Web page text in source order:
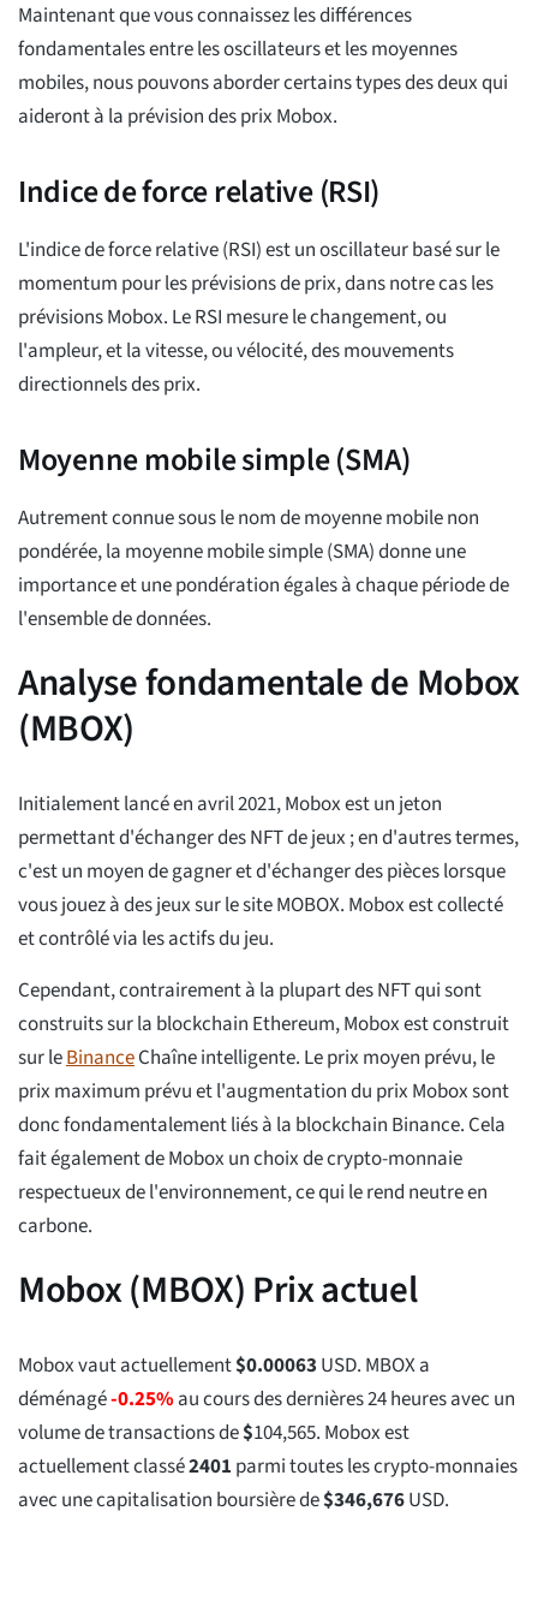
Maintenant que vous connaissez les différences
fondamentales entre les oscillateurs et les moyennes
mobiles, nous pouvons aborder certains types des deux qui
aideront à la prévision des prix Mobox.
Indice de force relative (RSI)
L'indice de force relative (RSI) est un oscillateur basé sur le
momentum pour les prévisions de prix, dans notre cas les
prévisions Mobox. Le RSI mesure le changement, ou
l'ampleur, et la vitesse, ou vélocité, des mouvements
directionnels des prix.
Moyenne mobile simple (SMA)
Autrement connue sous le nom de moyenne mobile non
pondérée, la moyenne mobile simple (SMA) donne une
importance et une pondération égales à chaque période de
l'ensemble de données.
Analyse fondamentale de Mobox
(MBOX)
Initialement lancé en avril 2021, Mobox est un jeton
permettant d'échanger des NFT de jeux ; en d'autres termes,
c'est un moyen de gagner et d'échanger des pièces lorsque
vous jouez à des jeux sur le site MOBOX. Mobox est collecté
et contrôlé via les actifs du jeu.
Cependant, contrairement à la plupart des NFT qui sont
construits sur la blockchain Ethereum, Mobox est construit
sur leBinanceChaîne intelligente. Le prix moyen prévu, le
prix maximum prévu et l'augmentation du prix Mobox sont
donc fondamentalement liés à la blockchain Binance. Cela
fait également de Mobox un choix de crypto-monnaie
respectueux de l'environnement, ce qui le rend neutre en
carbone.
Mobox (MBOX) Prix actuel
Mobox vaut actuellement$0.00063 USD. MBOX a
déménagé-0.25%au cours des dernières 24 heures avec un
volume de transactions de$104,565. Mobox est
actuellement classé2401 parmi toutes les crypto-monnaies
avec une capitalisation boursière de$346,676USD.